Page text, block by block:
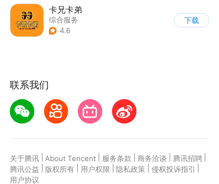
卡兄卡弟
综合服务
4.6
下载
联系我们
关于腾讯 About Tencent 服务条款 商务洽谈 腾讯招聘
腾讯公益
版权所有 用户权限 隐私政策 侵权投诉指引
用户协议